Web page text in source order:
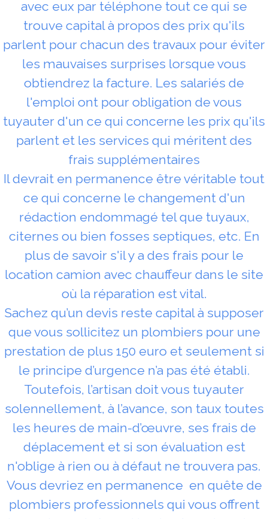
avec eux par téléphone tout ce qui se
trouve capital à propos des prix qu'ils
parlent pour chacun des travaux pour éviter
les mauvaises surprises lorsque vous
obtiendrez la facture. Les salariés de
l'emploi ont pour obligation de vous
tuyauter d'un ce qui concerne les prix qu'ils
parlent et les services qui méritent des
frais supplémentaires
Il devrait en permanence être véritable tout
ce qui concerne le changement d'un
rédaction endommagé tel que tuyaux,
citernes ou bien fosses septiques, etc. En
plus de savoir s'il y a des frais pour le
location camion avec chauffeur dans le site
où la réparation est vital.
Sachez qu’un devis reste capital à supposer
que vous sollicitez un plombiers pour une
prestation de plus 150 euro et seulement si
le principe d’urgence n’a pas été établi.
Toutefois, l’artisan doit vous tuyauter
solennellement, à l’avance, son taux toutes
les heures de main-d’œuvre, ses frais de
déplacement et si son évaluation est
n'oblige à rien ou à défaut ne trouvera pas.
Vous devriez en permanence en quête de
plombiers professionnels qui vous offrent